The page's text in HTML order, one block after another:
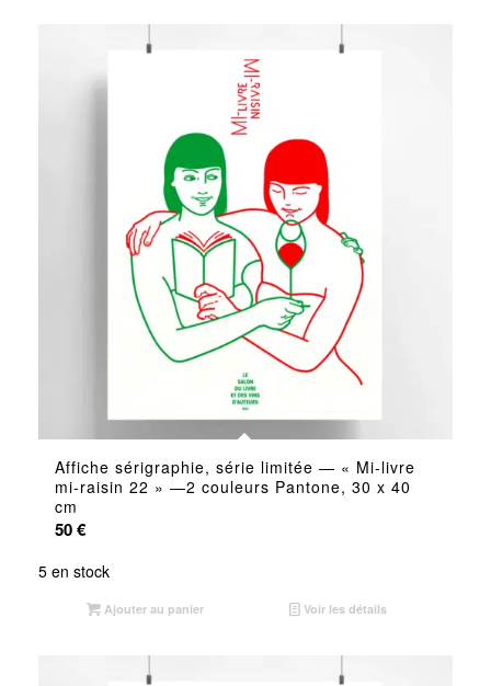
Affiche sérigraphie, série limitée — « Mi-livre
mi-raisin 22 » —2 couleurs Pantone, 30 x 40
cm
50€
5 en stock
Ajouter au panier Voir les détails